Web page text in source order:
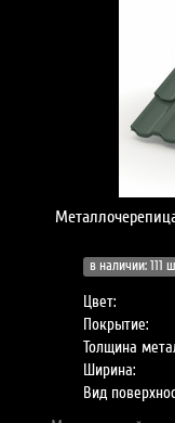
в наличии: 111
Цвет:
Покрытие:
Толщина
Ширина:
Вид